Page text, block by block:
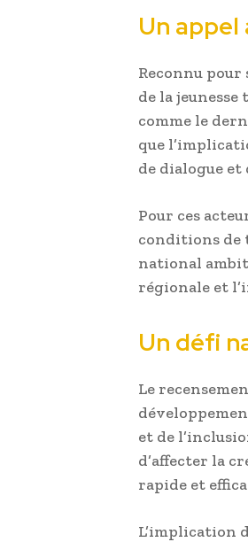
Un appel
Reconnu pour
de la
comme le
que
de dialogue et
Pour ces
conditions de
national
régionale et
Un défi
Le
et de
d’affecter la
rapide et
L’implication